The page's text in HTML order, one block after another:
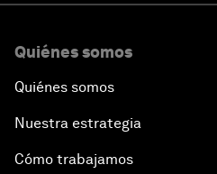
Quiénes somos
Quiénes somos
Nuestra estrategia
Cómo trabajamos